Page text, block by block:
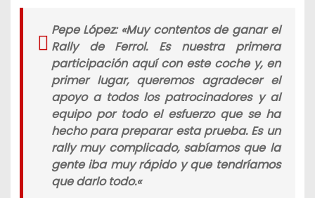
Pepe López: «Muy contentos de ganar el
Rally de Ferrol. Es nuestra primera
participación aquí con este coche y, en
primer lugar, queremos agradecer el
apoyo a todos los patrocinadores y al
equipo por todo el esfuerzo que se ha
hecho para preparar esta prueba. Es un
rally muy complicado, sabíamos que la
gente iba muy rápido y que tendríamos
que darlo todo.«